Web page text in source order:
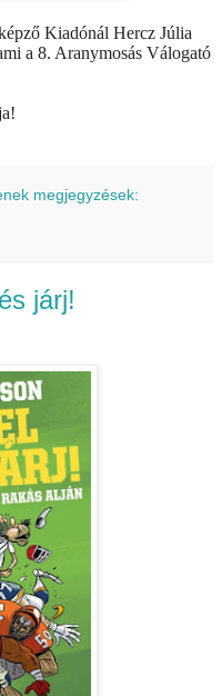
Kiadónál Hercz Júlia
a 8. Aranymosás Válogató
megjegyzések:
járj!